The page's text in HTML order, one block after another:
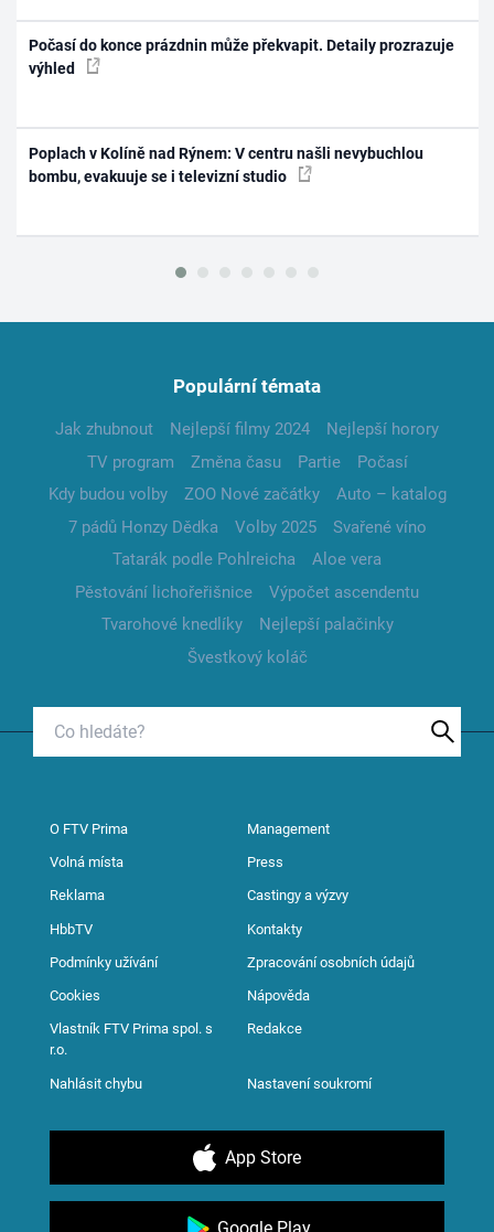
Počasí do konce prázdnin může překvapit. Detaily prozrazuje
výhled
Poplach v Kolíně nad Rýnem: V centru našli nevybuchlou
bombu, evakuuje se i televizní studio
Populární témata
Jak zhubnout Nejlepší filmy 2024
Nejlepší horory
TV program
Změna času Partie
Počasí
Kdy budou volby
ZOO Nové začátky
Auto – katalog
7 pádů Honzy Dědka
Volby 2025
Svařené víno
Tatarák podle Pohlreicha
Aloe vera
Pěstování lichořeřišnice
Výpočet ascendentu
Tvarohové knedlíky
Nejlepší palačinky
Švestkový koláč
O FTV Prima Management
Volná místa Press
Reklama Castingy a výzvy
HbbTV Kontakty
Podmínky užívání Zpracování osobních údajů
Cookies Nápověda
Vlastník FTV Prima spol. s
r.o.
Redakce
Nahlásit chybu Nastavení soukromí
App Store